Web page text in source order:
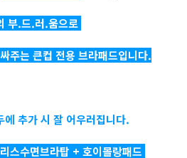
부.드.러.움으로
주는 큰컵 전용 브라패드입니다.
에 추가 시 잘 어우러집니다.
스수면브라탑 + 호이몰랑패드